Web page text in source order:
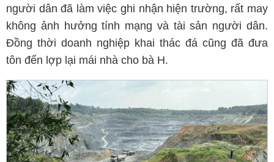
người dân đã làm việc ghi nhận hiện trường, rất may
không ảnh hưởng tính mạng và tài sản người dân.
Đồng thời doanh nghiệp khai thác đá cũng đã đưa
tôn đến lợp lại mái nhà cho bà H.